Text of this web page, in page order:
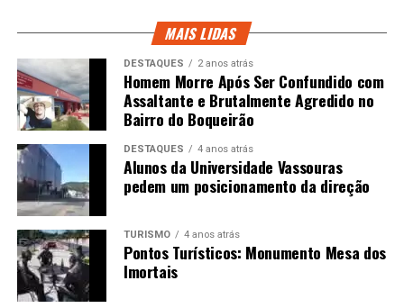
MAIS LIDAS
DESTAQUES 2 anos atrás
Homem Morre Após Ser Confundido com
Assaltante e Brutalmente Agredido no
Bairro do Boqueirão
DESTAQUES 4 anos atrás
Alunos da Universidade Vassouras
pedem um posicionamento da direção
TURISMO 4 anos atrás
Pontos Turísticos: Monumento Mesa dos
Imortais